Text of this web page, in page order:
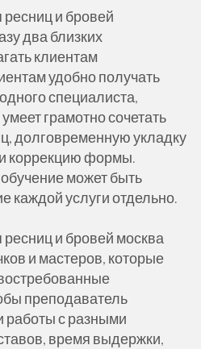
и бровей
два близких
клиентам
удобно получать
специалиста,
грамотно сочетать
долговременную укладку
коррекцию формы.
может быть
каждой услуги отдельно.
и бровей москва
и мастеров, которые
преподаватель
работы с разными
время выдержки,